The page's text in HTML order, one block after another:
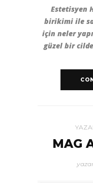
Estetisyen
birikimi ile
için neler
güzel bir
MAG